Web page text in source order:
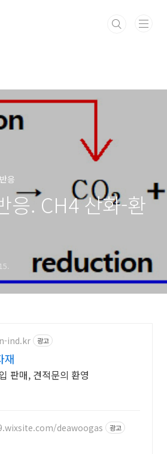
응
응. CH4 산화-환
ind.kr 광고
재
판매, 견적문의 환영
deawoogas 광고